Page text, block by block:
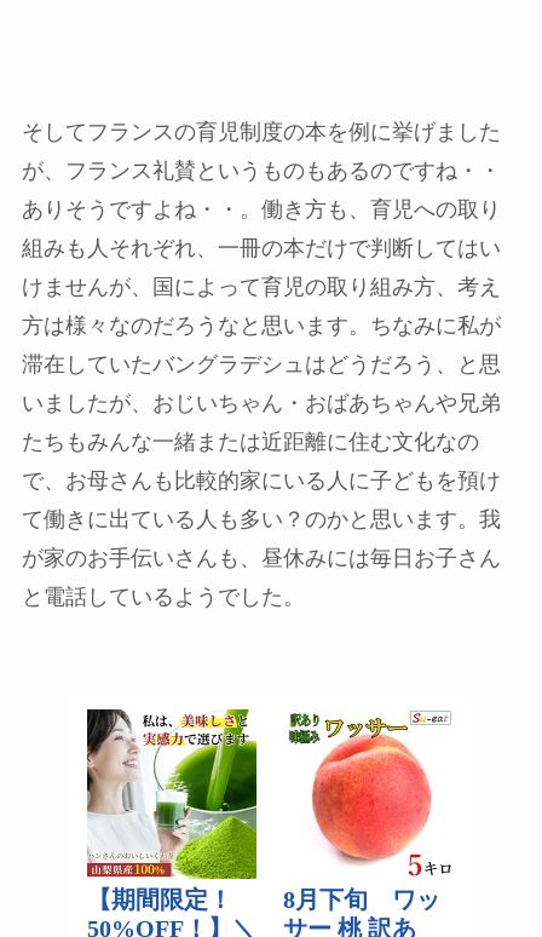
そしてフランスの育児制度の本を例に挙げました
が、フランス礼賛というものもあるのですね・・
ありそうですよね・・。働き方も、育児への取り
組みも人それぞれ、一冊の本だけで判断してはい
けませんが、国によって育児の取り組み方、考え
方は様々なのだろうなと思います。ちなみに私が
滞在していたバングラデシュはどうだろう、と思
いましたが、おじいちゃん・おばあちゃんや兄弟
たちもみんな一緒または近距離に住む文化なの
で、お母さんも比較的家にいる人に子どもを預け
て働きに出ている人も多い？のかと思います。我
が家のお手伝いさんも、昼休みには毎日お子さん
と電話しているようでした。